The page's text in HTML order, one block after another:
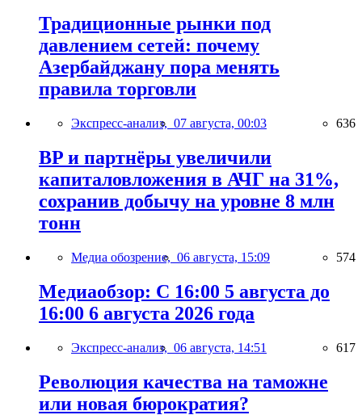
Традиционные рынки под
давлением сетей: почему
Азербайджану пора менять
правила торговли
Экспресс-анализ, 07 августа, 00:03 636
BP и партнёры увеличили
капиталовложения в АЧГ на 31%,
сохранив добычу на уровне 8 млн
тонн
Медиа обозрение, 06 августа, 15:09 574
Медиаобзор: С 16:00 5 августа до
16:00 6 августа 2026 года
Экспресс-анализ, 06 августа, 14:51 617
Революция качества на таможне
или новая бюрократия?